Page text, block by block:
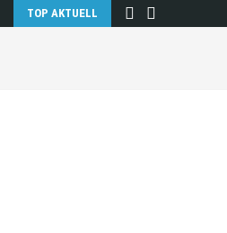
TOP AKTUELL